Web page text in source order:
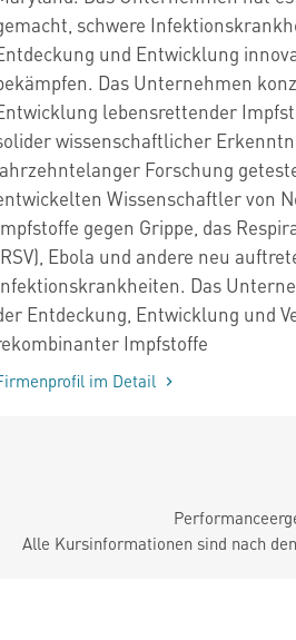
schwere
und Entwicklung
Das Unternehmen
lebensrettender
wissenschaftlicher
Forschung
Wissenschaftler von
gegen Grippe, das
Ebola und andere neu
Das
Entdeckung, Entwicklung und
Impfstoffe
im Detail
Alle Kursinformationen sind nach